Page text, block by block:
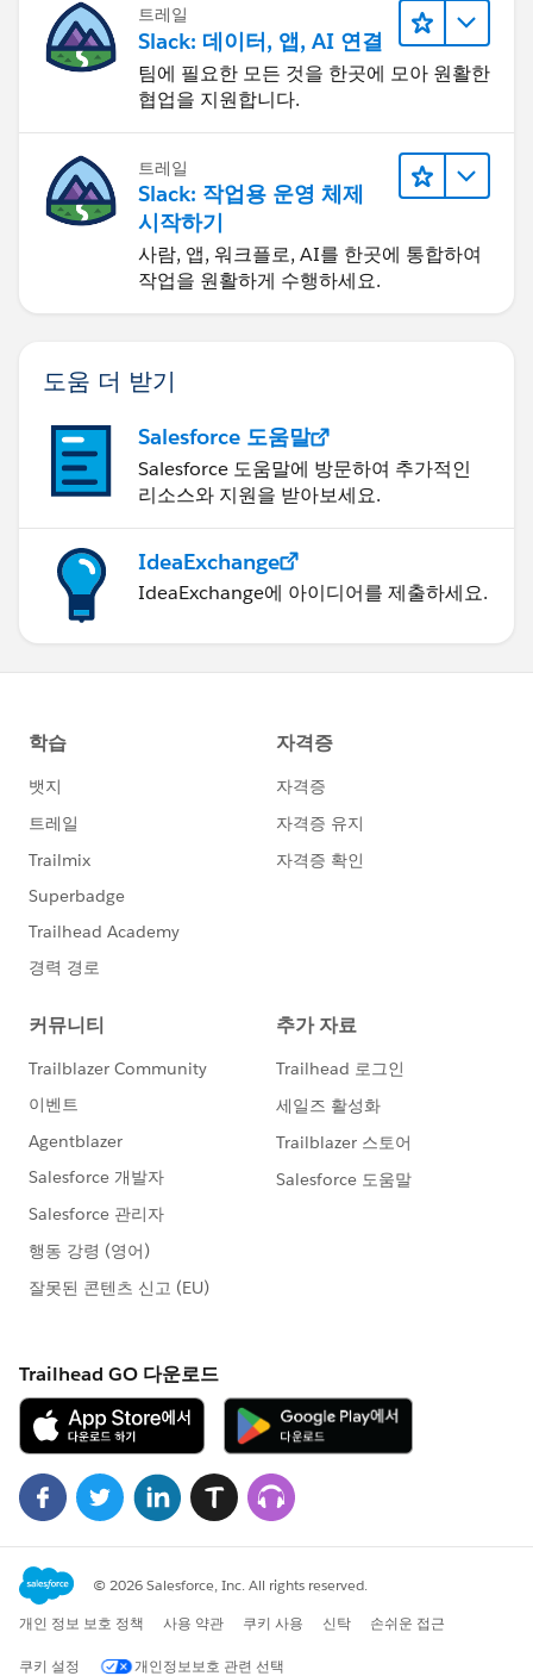
트레일
Slack: 데이터, 앱, AI 연결
팀에 필요한 모든 것을 한곳에 모아 원활한
협업을 지원합니다.
트레일
Slack: 작업용 운영 체제
시작하기
사람, 앱, 워크플로, AI를 한곳에 통합하여
작업을 원활하게 수행하세요.
도움 더 받기
Salesforce 도움말
Salesforce 도움말에 방문하여 추가적인
리소스와 지원을 받아보세요.
IdeaExchange
IdeaExchange에 아이디어를 제출하세요.